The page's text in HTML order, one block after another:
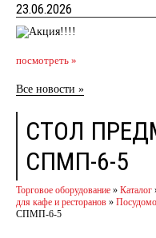
23.06.2026
посмотреть »
Все новости »
СТОЛ
СПМП-6-5
Торговое оборудование » Каталог
для кафе и ресторанов »
СПМП-6-5